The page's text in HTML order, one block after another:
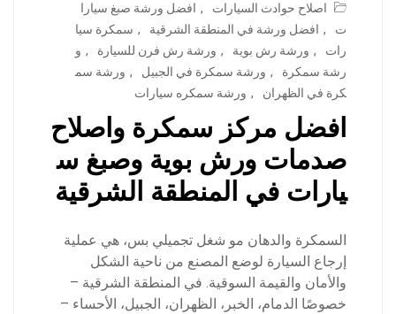
اصلاح حوادث السيارات
, افضل ورشة صبغ سيارا
ت
, افضل ورشة في المنطقة الشرقية , سمكرة سيا
رات
, ورشة رش بوية , ورشة رش فرن للسيارة , و
رشة سمكرة
, ورشة سمكرة في الجبيل , ورشة سم
كرة في الظهران
, ورشة سمكره سيارات
افضل مركز سمكرة واصلاح
صدمات ورش بوية وصبغ س
يارات في المنطقة الشرقية
السمكرة والدهان مو شغل تجميلي بس، هي عملية
إرجاع السيارة لوضع المصنع من ناحية الشكل
والأمان والقيمة السوقية. في المنطقة الشرقية –
خصوصًا الدمام، الخبر، الظهران، الجبيل، الأحساء –